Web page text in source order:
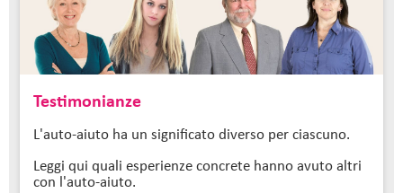
Testimonianze
L'auto-aiuto ha un significato diverso per ciascuno.
Leggi qui quali esperienze concrete hanno avuto altri
con l'auto-aiuto.